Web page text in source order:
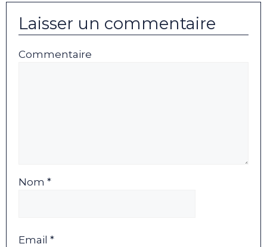
Laisser un commentaire
Commentaire
Nom *
Email *